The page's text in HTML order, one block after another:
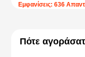
Εμφανίσεις: 636
Πότε